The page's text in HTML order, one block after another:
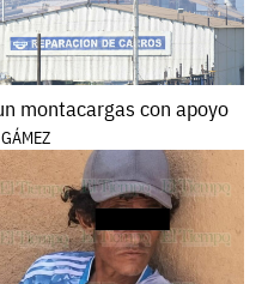
montacargas con apoyo